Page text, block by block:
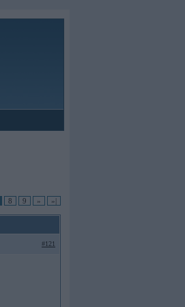
8 9 » »|
#121